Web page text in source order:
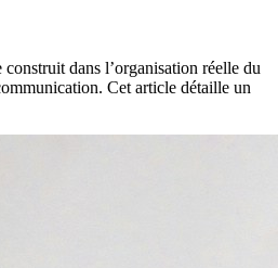
dans l’organisation réelle du
Cet article détaille un